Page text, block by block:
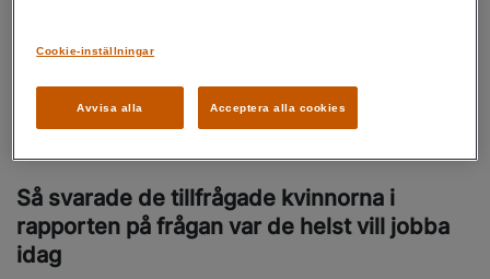
det blir extra viktigt när det gäller rekrytering och
bemanning. Kvinnor måste bli starkt representerade i
kandidatbanker för olika tillväxtjobb.
Så svarade de tillfrågade kvinnorna i
rapporten på frågan var de helst vill jobba
idag
Avvisa alla Acceptera alla cookies
Cookie-inställningar